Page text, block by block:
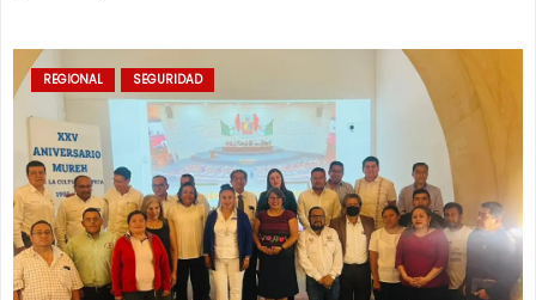
REGIONAL SEGURIDAD